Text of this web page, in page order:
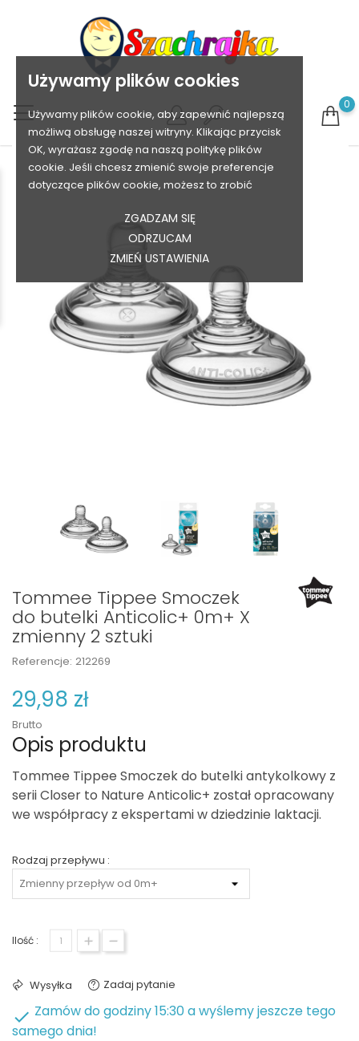
Używamy plików cookies
Używamy plików cookie, aby zapewnić najlepszą
możliwą obsługę naszej witryny. Klikając przycisk
OK, wyrażasz zgodę na naszą politykę plików
cookie. Jeśli chcesz zmienić swoje preferencje
dotyczące plików cookie, możesz to zrobić
ZGADZAM SIĘ
ODRZUCAM
ZMIEŃ USTAWIENIA
0
Tommee Tippee Smoczek
do butelki Anticolic+ 0m+ X
zmienny 2 sztuki
Referencje: 212269
29,98 zł
Brutto
Opis produktu
Tommee Tippee Smoczek do butelki antykolkowy z
serii Closer to Nature Anticolic+ został opracowany
we współpracy z ekspertami w dziedzinie laktacji.
Rodzaj przepływu :
Ilość :
Wysyłka Zadaj pytanie
 Zamów do godziny 15:30 a wyślemy jeszcze tego
samego dnia!